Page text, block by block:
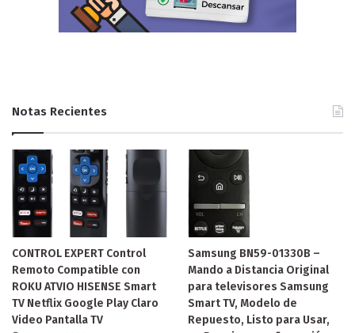
Notas Recientes
CONTROL EXPERT Control
Remoto Compatible con
ROKU ATVIO HISENSE Smart
TV Netflix Google Play Claro
Video Pantalla TV
Samsung BN59-01330B –
Mando a Distancia Original
para televisores Samsung
Smart TV, Modelo de
Repuesto, Listo para Usar,